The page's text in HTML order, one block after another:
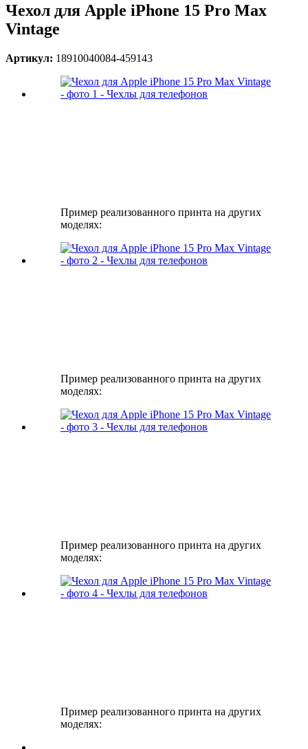
Чехол для Apple iPhone 15 Pro Max
Vintage
Артикул: 18910040084-459143
Пример реализованного принта на других
моделях:
Пример реализованного принта на других
моделях:
Пример реализованного принта на других
моделях:
Пример реализованного принта на других
моделях: